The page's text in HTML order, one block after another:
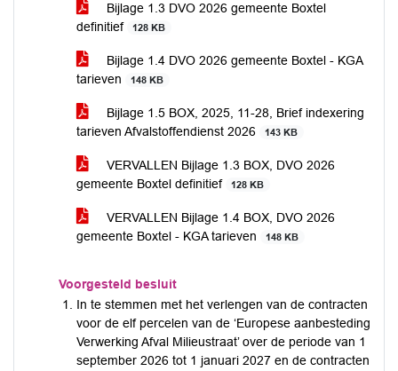
Bijlage 1.3 DVO 2026 gemeente Boxtel
definitief
128 KB
Bijlage 1.4 DVO 2026 gemeente Boxtel - KGA
tarieven
148 KB
Bijlage 1.5 BOX, 2025, 11-28, Brief indexering
tarieven Afvalstoffendienst 2026
143 KB
VERVALLEN Bijlage 1.3 BOX, DVO 2026
gemeente Boxtel definitief
128 KB
VERVALLEN Bijlage 1.4 BOX, DVO 2026
gemeente Boxtel - KGA tarieven
148 KB
Voorgesteld besluit
In te stemmen met het verlengen van de contracten
voor de elf percelen van de ‘Europese aanbesteding
Verwerking Afval Milieustraat’ over de periode van 1
september 2026 tot 1 januari 2027 en de contracten